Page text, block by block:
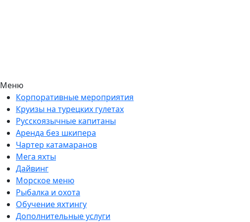
Меню
Корпоративные мероприятия
Круизы на турецких гулетах
Русскоязычные капитаны
Аренда без шкипера
Чартер катамаранов
Мега яхты
Дайвинг
Морское меню
Рыбалка и охота
Обучение яхтингу
Дополнительные услуги